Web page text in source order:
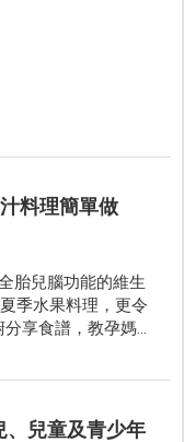
料理簡單做
胎兒腦功能的維生
季水果料理，更令
享食譜，教孕媽
、兒童及青少年